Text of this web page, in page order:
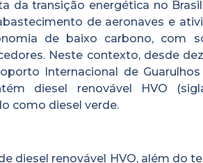
da transição energética no
de aeronaves e
de baixo carbono, com
Neste contexto, desde
Internacional de
diesel renovável HVO
como diesel verde.
diesel renovável HVO, além do